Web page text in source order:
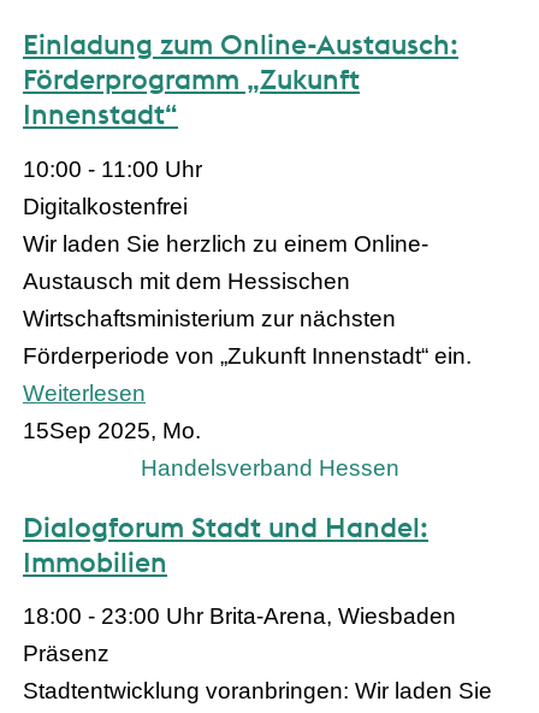
Einladung zum Online-Austausch:
Förderprogramm „Zukunft
Innenstadt“
10:00 - 11:00 Uhr
Digitalkostenfrei
Wir laden Sie herzlich zu einem Online-
Austausch mit dem Hessischen
Wirtschaftsministerium zur nächsten
Förderperiode von „Zukunft Innenstadt“ ein.
Weiterlesen
15Sep 2025, Mo.
Handelsverband Hessen
Dialogforum Stadt und Handel:
Immobilien
18:00 - 23:00 Uhr Brita-Arena, Wiesbaden
Präsenz
Stadtentwicklung voranbringen: Wir laden Sie